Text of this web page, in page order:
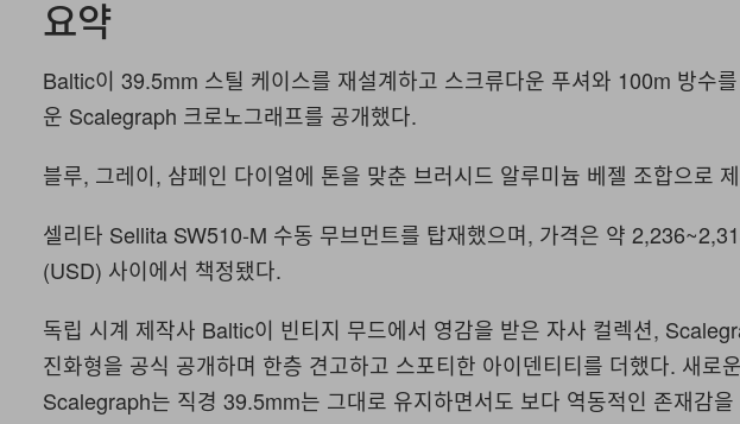
요약
Baltic이 39.5mm 스틸 케이스를 재설계하고 스크류다운 푸셔와 100m 방수
운 Scalegraph 크로노그래프를 공개했다.
블루, 그레이, 샴페인 다이얼에 톤을 맞춘 브러시드 알루미늄 베젤 조합으로
셀리타 Sellita SW510-M 수동 무브먼트를 탑재했으며, 가격은 약
(USD) 사이에서 책정됐다.
독립 시계 제작사 Baltic이 빈티지 무드에서 영감을 받은 자사 컬렉션,
진화형을 공식 공개하며 한층 견고하고 스포티한 아이덴티티를 더했다. 새로
Scalegraph는 직경 39.5mm는 그대로 유지하면서도 보다 역동적인 존재감을